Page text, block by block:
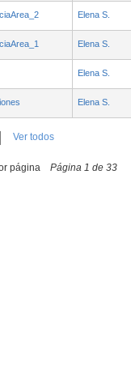
Elena S.
Elena S.
Elena S.
Elena S.
Ver todos
página Página 1 de 33